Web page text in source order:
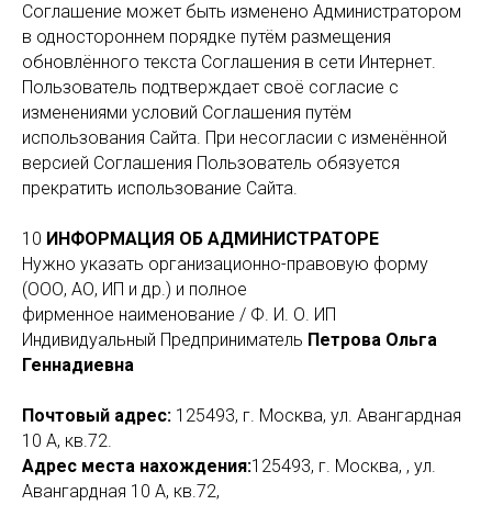
Соглашение может быть изменено Администратором
в одностороннем порядке путём размещения
обновлённого текста Соглашения в сети Интернет.
Пользователь подтверждает своё согласие с
изменениями условий Соглашения путём
использования Сайта. При несогласии с изменённой
версией Соглашения Пользователь обязуется
прекратить использование Сайта.
10 ИНФОРМАЦИЯ ОБ АДМИНИСТРАТОРЕ
Нужно указать организационно-правовую форму
(ООО, АО, ИП и др.) и полное
фирменное наименование / Ф. И. О. ИП
Индивидуальный Предприниматель Петрова Ольга
Геннадиевна
Почтовый адрес: 125493, г. Москва, ул. Авангардная
10 А, кв.72.
Адрес места нахождения:125493, г. Москва, , ул.
Авангардная 10 А, кв.72,